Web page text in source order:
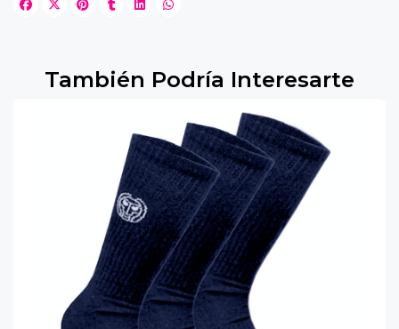
También Podría Interesarte